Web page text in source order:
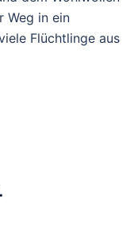
Weg in ein
Flüchtlinge aus